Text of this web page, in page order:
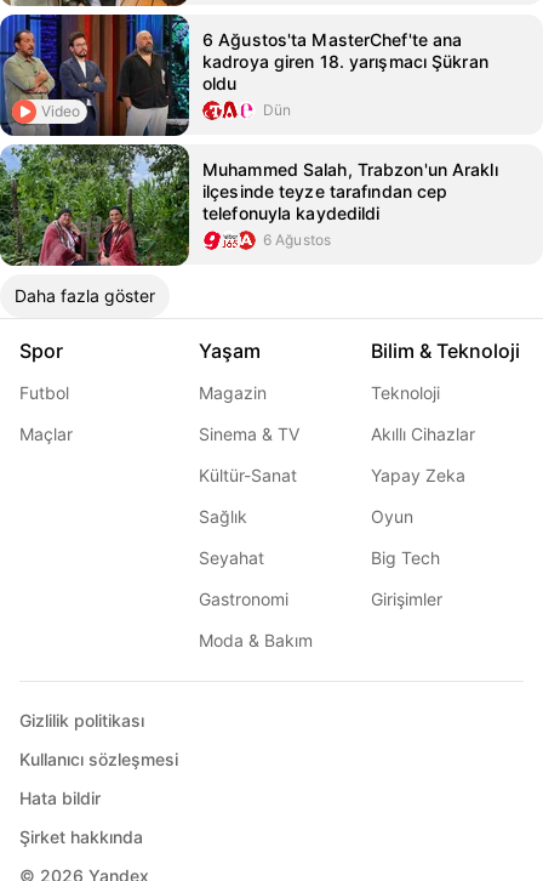
Video
6 Ağustos'ta MasterChef'te ana
kadroya giren 18. yarışmacı Şükran
oldu
Dün
Muhammed Salah, Trabzon'un Araklı
ilçesinde teyze tarafından cep
telefonuyla kaydedildi
6 Ağustos
Daha fazla göster
Spor
Futbol
Maçlar
Yaşam
Magazin
Sinema & TV
Kültür-Sanat
Sağlık
Seyahat
Gastronomi
Moda & Bakım
Bilim & Teknoloji
Teknoloji
Akıllı Cihazlar
Yapay Zeka
Oyun
Big Tech
Girişimler
© 2026 Yandex
Gizlilik politikası
Kullanıcı sözleşmesi
Hata bildir
Şirket hakkında